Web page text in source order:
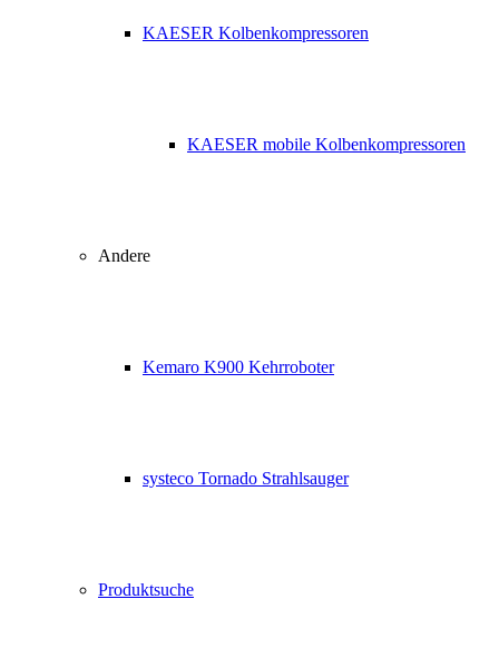
KAESER Kolbenkompressoren
KAESER mobile Kolbenkompressoren
Andere
Kemaro K900 Kehrroboter
systeco Tornado Strahlsauger
Produktsuche